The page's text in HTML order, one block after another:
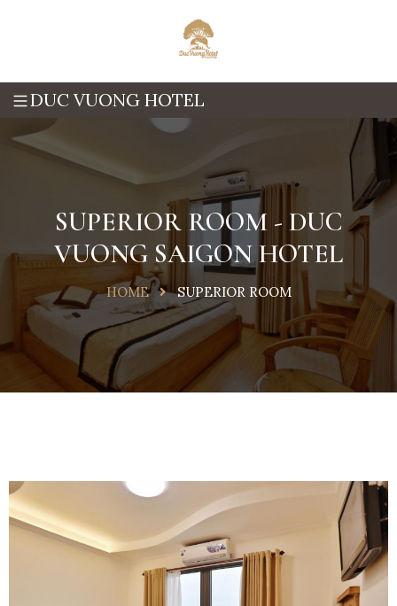
DUC VUONG HOTEL
SUPERIOR ROOM - DUC
VUONG SAIGON HOTEL
HOME SUPERIOR ROOM